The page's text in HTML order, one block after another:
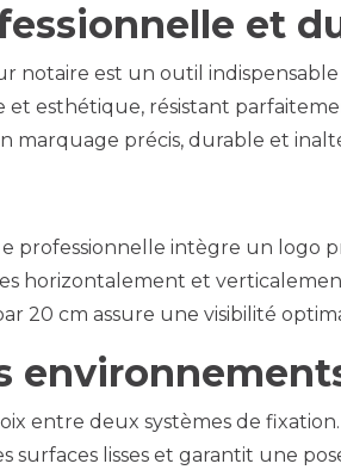
et
notaire est un outil
esthétique, résistant
marquage précis, durable et
intègre un logo
horizontalement et
20 cm assure une visibilité
entre deux systèmes de
surfaces lisses et garantit une